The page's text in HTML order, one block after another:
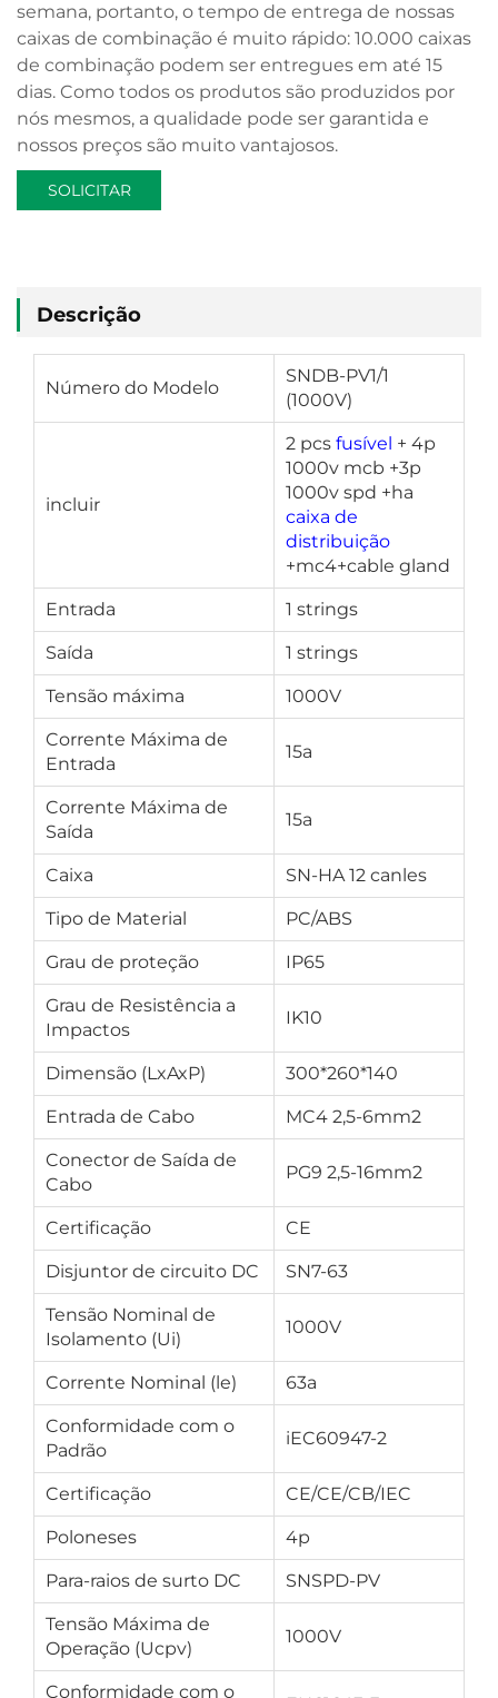
semana, portanto, o tempo de entrega de nossas
caixas de combinação é muito rápido: 10.000 caixas
de combinação podem ser entregues em até 15
dias. Como todos os produtos são produzidos por
nós mesmos, a qualidade pode ser garantida e
nossos preços são muito vantajosos.
SOLICITAR
Descrição
Número do Modelo
SNDB-PV1/1
(1000V)
incluir
2 pcs fusível + 4p
1000v mcb +3p
1000v spd +ha
caixa de
distribuição
+mc4+cable gland
Entrada 1 strings
Saída 1 strings
Tensão máxima 1000V
Corrente Máxima de
Entrada
15a
Corrente Máxima de
Saída
15a
Caixa SN-HA 12 canles
Tipo de Material PC/ABS
Grau de proteção IP65
Grau de Resistência a
Impactos
IK10
Dimensão (LxAxP) 300*260*140
Entrada de Cabo MC4 2,5-6mm2
Conector de Saída de
Cabo
PG9 2,5-16mm2
Certificação CE
Disjuntor de circuito DC SN7-63
Tensão Nominal de
Isolamento (Ui)
1000V
Corrente Nominal (le) 63a
Conformidade com o
Padrão
iEC60947-2
Certificação CE/CE/CB/IEC
Poloneses 4p
Para-raios de surto DC SNSPD-PV
Tensão Máxima de
Operação (Ucpv)
1000V
Conformidade com o